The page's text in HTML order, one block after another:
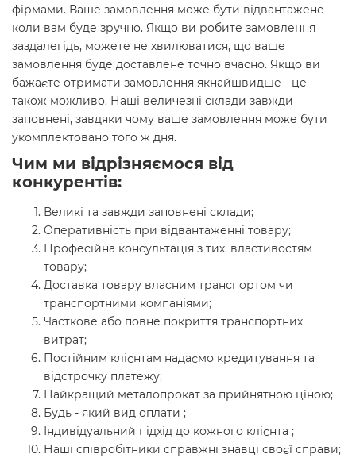
фірмами. Ваше замовлення може бути відвантажене
коли вам буде зручно. Якщо ви робите замовлення
заздалегідь, можете не хвилюватися, що ваше
замовлення буде доставлене точно вчасно. Якщо ви
бажаєте отримати замовлення якнайшвидше - це
також можливо. Наші величезні склади завжди
заповнені, завдяки чому ваше замовлення може бути
укомплектовано того ж дня.
Чим ми відрізняємося від
конкурентів:
Великі та завжди заповнені склади;
Оперативність при відвантаженні товару;
Професійна консультація з тих. властивостям
товару;
Доставка товару власним транспортом чи
транспортними компаніями;
Часткове або повне покриття транспортних
витрат;
Постійним клієнтам надаємо кредитування та
відстрочку платежу;
Найкращий металопрокат за прийнятною ціною;
Будь - який вид оплати ;
Індивідуальний підхід до кожного клієнта ;
Наші співробітники справжні знавці своєї справи;